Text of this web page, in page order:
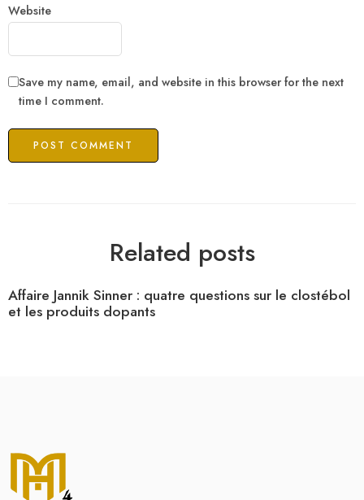
Website
Save my name, email, and website in this browser for the next
time I comment.
Related posts
Affaire Jannik Sinner : quatre questions sur le clostébol
et les produits dopants